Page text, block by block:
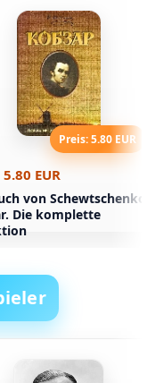
Preis: 5.80 EUR
EUR
von
Die komplette